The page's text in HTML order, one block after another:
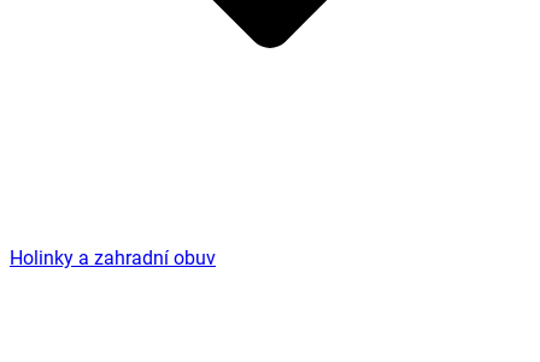
Holinky a zahradní obuv